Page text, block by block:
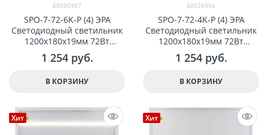
Б0026957
SPO-7-72-6K-P (4) ЭРА
Светодиодный светильник
1200x180x19мм 72Вт
5000Лм 6500К призма арт
Б0026957
1 254 руб.
В КОРЗИНУ
Б0026956
SPO-7-72-4K-P (4) ЭРА
Светодиодный светильник
1200x180x19мм 72Вт
5000Лм 4000К призма арт
Б0026956
1 254 руб.
В КОРЗИНУ
Хит Хит